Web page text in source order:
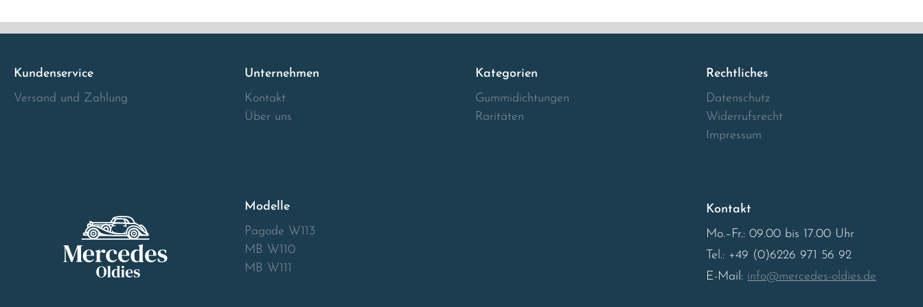
Kundenservice
Versand und Zahlung
Unternehmen
Kontakt
Über uns
Kategorien
Gummidichtungen
Raritäten
Rechtliches
Datenschutz
Widerrufsrecht
Impressum
Modelle
Pagode W113
MB W110
MB W111
Kontakt
Mo.–Fr.: 09.00 bis 17.00 Uhr
Tel.: +49 (0)6226 971 56 92
E-Mail: info@mercedes-oldies.de
Lithuania
Montenegro
Netherlands